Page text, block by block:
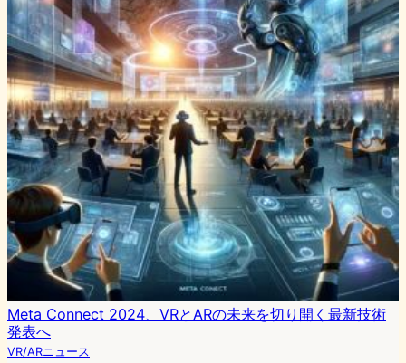
Meta Connect 2024、VRとARの未来を切り開く最新技術
発表へ
VR/ARニュース